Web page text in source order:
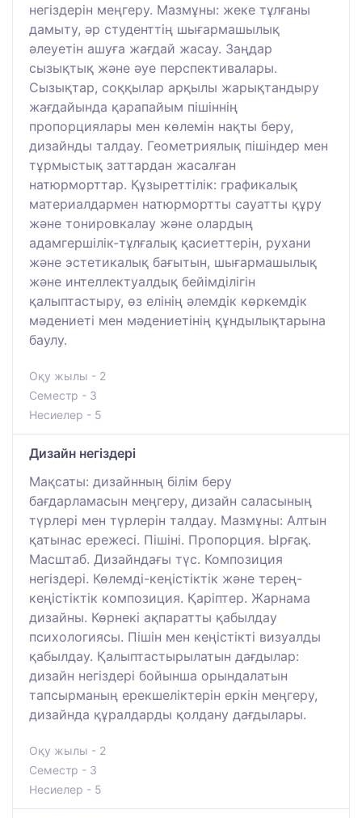
негіздерін меңгеру. Мазмұны: жеке тұлғаны
дамыту, әр студенттің шығармашылық
әлеуетін ашуға жағдай жасау. Заңдар
сызықтық және әуе перспективалары.
Сызықтар, соққылар арқылы жарықтандыру
жағдайында қарапайым пішіннің
пропорциялары мен көлемін нақты беру,
дизайнды талдау. Геометриялық пішіндер мен
тұрмыстық заттардан жасалған
натюрморттар. Құзыреттілік: графикалық
материалдармен натюрмортты сауатты құру
және тонировкалау және олардың
адамгершілік-тұлғалық қасиеттерін, рухани
және эстетикалық бағытын, шығармашылық
және интеллектуалдық бейімділігін
қалыптастыру, өз елінің әлемдік көркемдік
мәдениеті мен мәдениетінің құндылықтарына
баулу.
Оқу жылы - 2
Семестр - 3
Несиелер - 5
Дизайн негіздері
Мақсаты: дизайнның білім беру
бағдарламасын меңгеру, дизайн саласының
түрлері мен түрлерін талдау. Мазмұны: Алтын
қатынас ережесі. Пішіні. Пропорция. Ырғақ.
Масштаб. Дизайндағы түс. Композиция
негіздері. Көлемді-кеңістіктік және терең-
кеңістіктік композиция. Қаріптер. Жарнама
дизайны. Көрнекі ақпаратты қабылдау
психологиясы. Пішін мен кеңістікті визуалды
қабылдау. Қалыптастырылатын дағдылар:
дизайн негіздері бойынша орындалатын
тапсырманың ерекшеліктерін еркін меңгеру,
дизайнда құралдарды қолдану дағдылары.
Оқу жылы - 2
Семестр - 3
Несиелер - 5